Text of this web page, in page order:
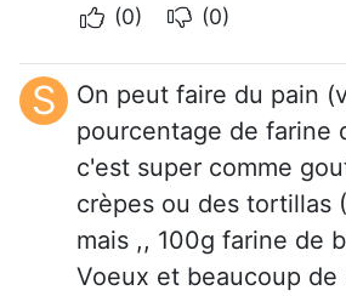
(0)
(0)
S
On peut faire du pain
pourcentage de farine
c'est super comme
crèpes ou des tortillas
mais ,, 100g farine de
Voeux et beaucoup de